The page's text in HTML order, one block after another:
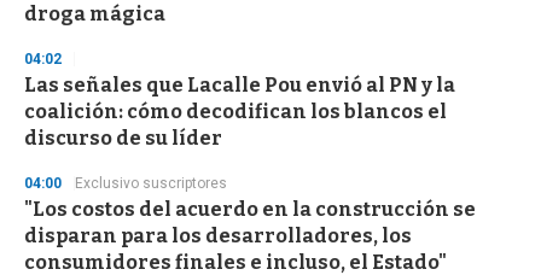
droga mágica
04:02
Las señales que Lacalle Pou envió al PN y la
coalición: cómo decodifican los blancos el
discurso de su líder
04:00 Exclusivo suscriptores
"Los costos del acuerdo en la construcción se
disparan para los desarrolladores, los
consumidores finales e incluso, el Estado"